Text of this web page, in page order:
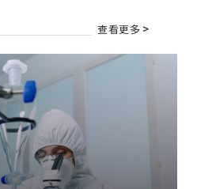
查看更多 >